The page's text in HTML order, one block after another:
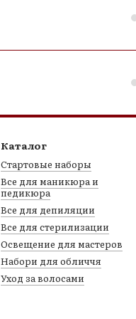
Каталог
Стартовые наборы
Все для маникюра и
педикюра
Все для депиляции
Все для стерилизации
Освещение для мастеров
Набори для обличчя
Уход за волосами